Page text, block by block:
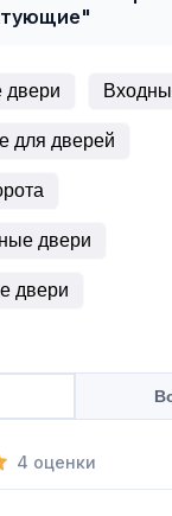
двери
для дверей
двери
двери
4 оценки